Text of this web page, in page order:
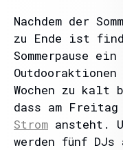
Nachdem der
zu Ende ist
Sommerpause
Wochen zu kalt
dass am
Strom ansteht.
werden fünf